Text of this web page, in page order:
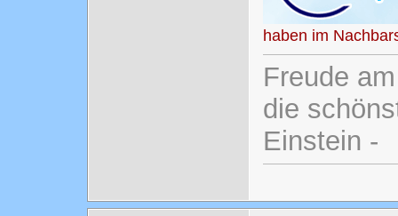
haben im
Freude
die
Einstein -